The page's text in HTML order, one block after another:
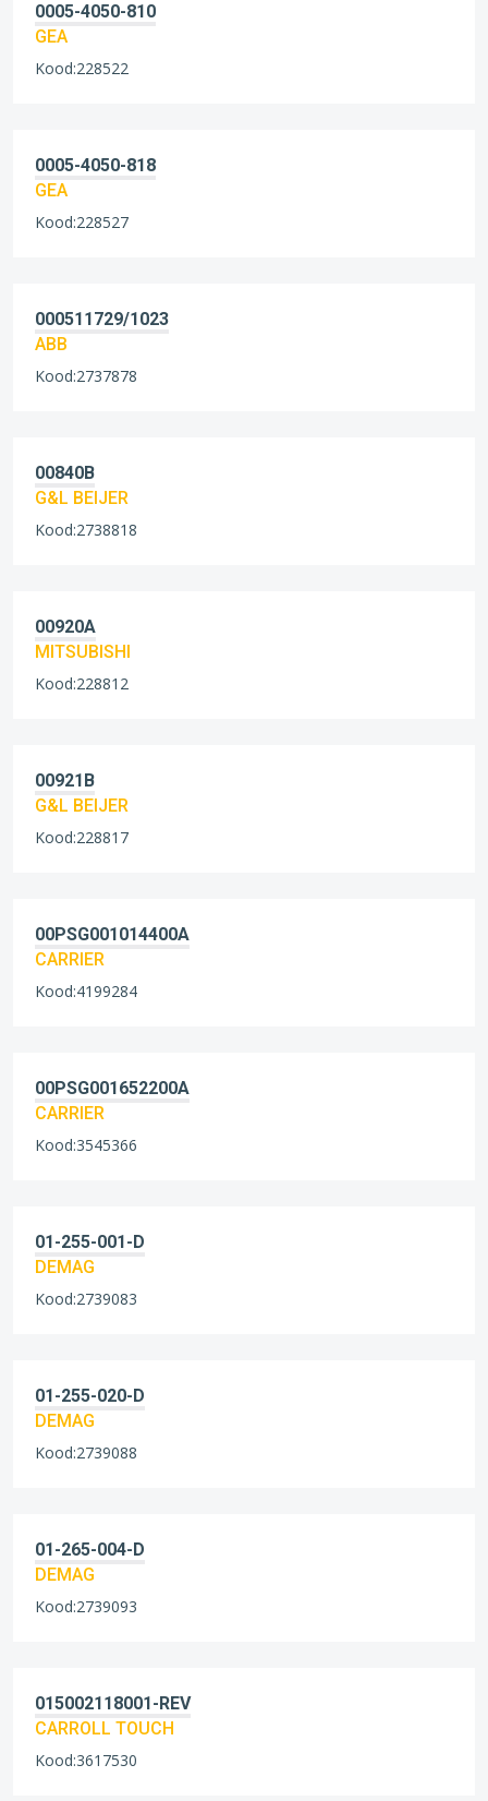
0005-4050-810
GEA
Kood:228522
0005-4050-818
GEA
Kood:228527
000511729/1023
ABB
Kood:2737878
00840B
G&L BEIJER
Kood:2738818
00920A
MITSUBISHI
Kood:228812
00921B
G&L BEIJER
Kood:228817
00PSG001014400A
CARRIER
Kood:4199284
00PSG001652200A
CARRIER
Kood:3545366
01-255-001-D
DEMAG
Kood:2739083
01-255-020-D
DEMAG
Kood:2739088
01-265-004-D
DEMAG
Kood:2739093
015002118001-REV
CARROLL TOUCH
Kood:3617530